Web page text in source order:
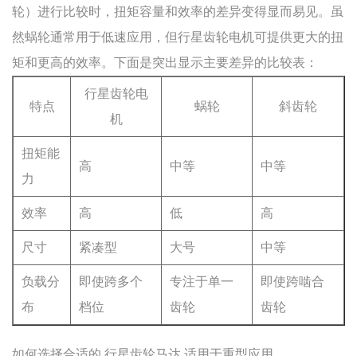
轮）进行比较时，扭矩容量和效率的差异变得显而易见。虽
然蜗轮通常用于低速应用，但行星齿轮电机可提供更大的扭
矩和更高的效率。下面是突出显示主要差异的比较表：
特点
行星齿轮电
机
蜗轮 斜齿轮
扭矩能
力
高 中等 中等
效率 高 低 高
尺寸 紧凑型 大号 中等
负载分
布
即使跨多个
档位
专注于单一
齿轮
即使跨啮合
齿轮